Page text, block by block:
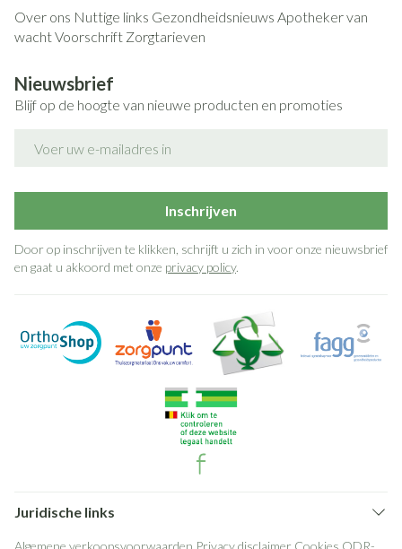
Over ons Nuttige links Gezondheidsnieuws Apotheker van
wachtVoorschrift Zorgtarieven
Nieuwsbrief
Blijf op de hoogte van nieuwe producten en promoties
Inschrijven
Door op inschrijven te klikken, schrijft u zich in voor onze nieuwsbrief
en gaat u akkoord met onze privacy policy.
Juridische links
Algemene verkoopsvoorwaarden Privacy disclaimer Cookies ODR-